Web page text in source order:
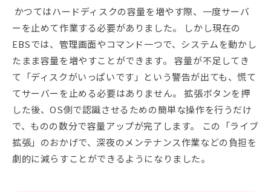
かつてはハードディスクの容量を増やす際、一度サーバ
ーを止めて作業する必要がありました。 しかし現在の
EBSでは、管理画面やコマンド一つで、システムを動かし
たまま容量を増やすことができます。 容量が不足してき
て「ディスクがいっぱいです」という警告が出ても、慌て
てサーバーを止める必要はありません。 拡張ボタンを押
した後、OS側で認識させるための簡単な操作を行うだけ
で、ものの数分で容量アップが完了します。 この「ライブ
拡張」のおかげで、深夜のメンテナンス作業などの負担を
劇的に減らすことができるようになりました。